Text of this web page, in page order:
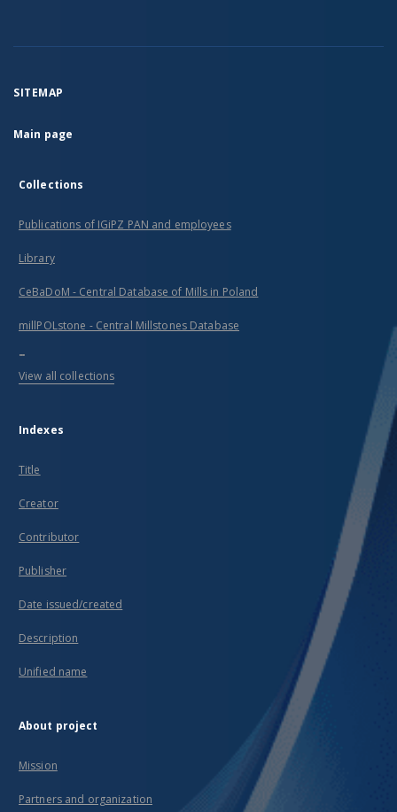
SITEMAP
Main page
Collections
Publications of IGiPZ PAN and employees
Library
CeBaDoM - Central Database of Mills in Poland
millPOLstone - Central Millstones Database
...
View all collections
Indexes
Title
Creator
Contributor
Publisher
Date issued/created
Description
Unified name
About project
Mission
Partners and organization